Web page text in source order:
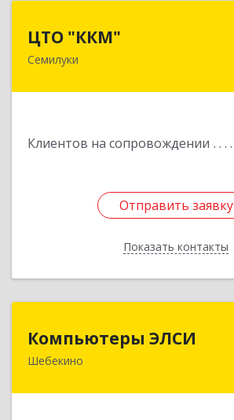
ЦТО "ККМ"
Семилуки
Клиентов на сопровождении
Отправить заявку
Показать контакты
Отправить заявку
Назад
Компьютеры ЭЛСИ
Шебекино